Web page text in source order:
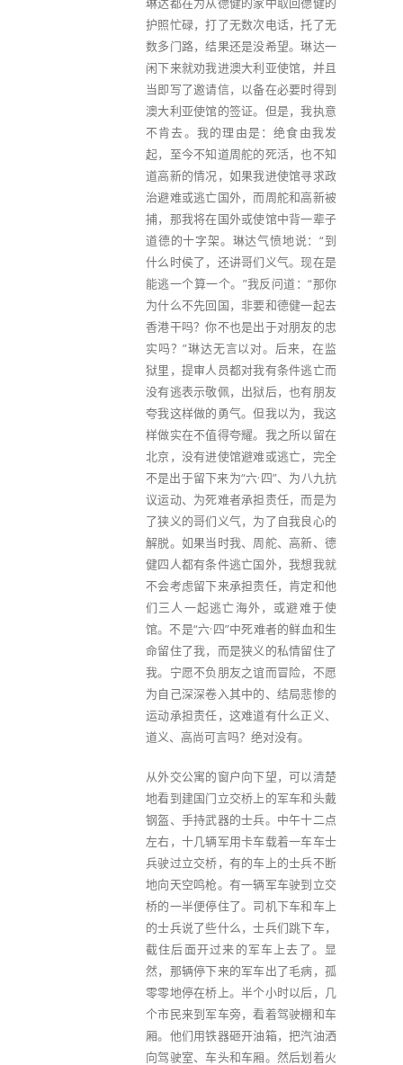
护照忙碌，打了无数次电话，托了无
数多门路，结果还是没希望。琳达一
闲下来就劝我进澳大利亚使馆，并且
当即写了邀请信，以备在必要时得到
澳大利亚使馆的签证。但是，我执意
不肯去。我的理由是：绝食由我发
起，至今不知道周舵的死活，也不知
道高新的情况，如果我进使馆寻求政
治避难或逃亡国外，而周舵和高新被
捕，那我将在国外或使馆中背一辈子
道德的十字架。琳达气愤地说：“到
什么时侯了，还讲哥们义气。现在是
能逃一个算一个。”我反问道：“那你
为什么不先回国，非要和德健一起去
香港干吗？你不也是出于对朋友的忠
实吗？”琳达无言以对。后来，在监
狱里，提审人员都对我有条件逃亡而
没有逃表示敬佩，出狱后，也有朋友
夸我这样做的勇气。但我以为，我这
样做实在不值得夸耀。我之所以留在
北京，没有进使馆避难或逃亡，完全
不是出于留下来为“六·四”、为八九抗
议运动、为死难者承担责任，而是为
了狭义的哥们义气，为了自我良心的
解脱。如果当时我、周舵、高新、德
健四人都有条件逃亡国外，我想我就
不会考虑留下来承担责任，肯定和他
们三人一起逃亡海外，或避难于使
馆。不是“六·四”中死难者的鲜血和生
命留住了我，而是狭义的私情留住了
我。宁愿不负朋友之谊而冒险，不愿
为自己深深卷入其中的、结局悲惨的
运动承担责任，这难道有什么正义、
道义、高尚可言吗？绝对没有。
从外交公寓的窗户向下望，可以清楚
地看到建国门立交桥上的军车和头戴
钢盔、手持武器的士兵。中午十二点
左右，十几辆军用卡车载着一车车士
兵驶过立交桥，有的车上的士兵不断
地向天空鸣枪。有一辆军车驶到立交
桥的一半便停住了。司机下车和车上
的士兵说了些什么，士兵们跳下车，
截住后面开过来的军车上去了。显
然，那辆停下来的军车出了毛病，孤
零零地停在桥上。半个小时以后，几
个市民来到军车旁，看着驾驶棚和车
厢。他们用铁器砸开油箱，把汽油洒
向驾驶室、车头和车厢。然后划着火